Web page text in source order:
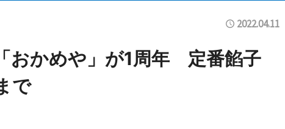
2022.04.11
おかめや」が1周年 定番餡子
で